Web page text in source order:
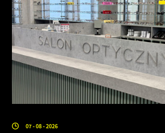
07 - 08 - 2026